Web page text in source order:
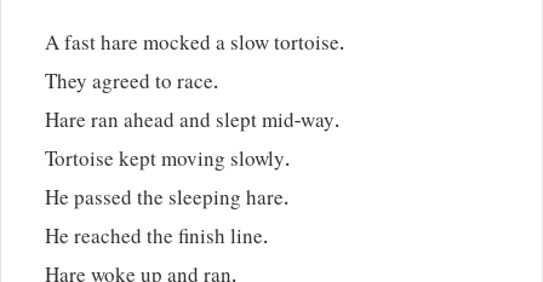
A fast hare mocked a slow tortoise.
They agreed to race.
Hare ran ahead and slept mid-way.
Tortoise kept moving slowly.
He passed the sleeping hare.
He reached the finish line.